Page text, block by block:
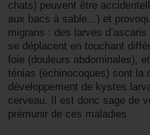
chats) peuvent être
aux bacs à sable...) et
migrans : des larves
se déplacent en touchant
foie (douleurs abdominales),
ténias (échinocoques) sont la
développement de kystes
cerveau.
Il est donc sage de
prémunir de ces maladies.